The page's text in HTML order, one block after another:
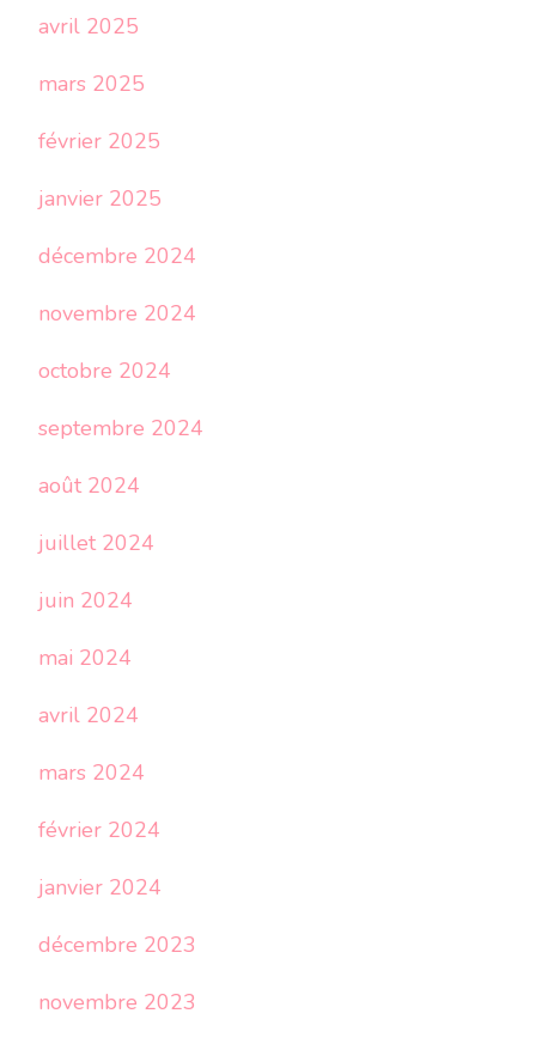
avril 2025
mars 2025
février 2025
janvier 2025
décembre 2024
novembre 2024
octobre 2024
septembre 2024
août 2024
juillet 2024
juin 2024
mai 2024
avril 2024
mars 2024
février 2024
janvier 2024
décembre 2023
novembre 2023